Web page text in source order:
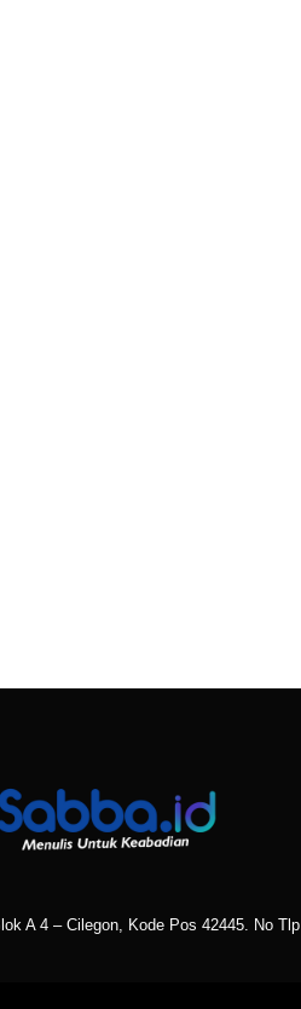
A 4 – Cilegon, Kode Pos 42445. No Tlp